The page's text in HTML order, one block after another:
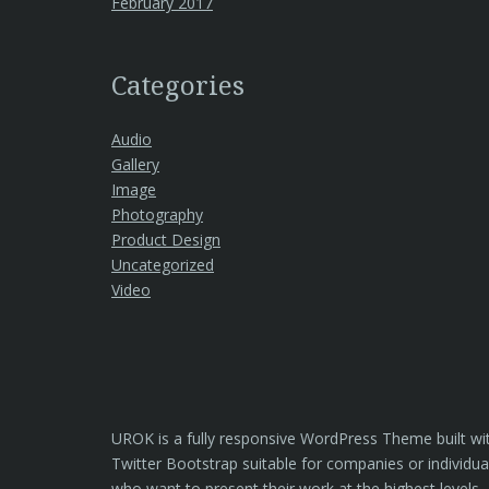
Categories
Audio
Gallery
Image
Photography
Product Design
Uncategorized
Video
UROK is a fully responsive WordPress Theme built
Twitter Bootstrap suitable for companies or